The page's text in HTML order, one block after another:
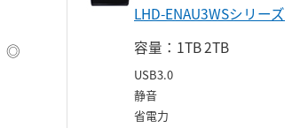
◎
LHD-ENAU3WSシリーズ
容量：1TB 2TB
USB3.0
静音
省電力